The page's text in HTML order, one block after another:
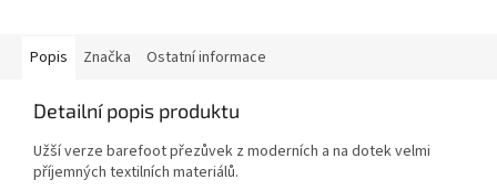
Popis Značka Ostatní informace
Detailní popis produktu
Užší verze barefoot přezůvek z moderních a na dotek velmi
příjemných textilních materiálů.